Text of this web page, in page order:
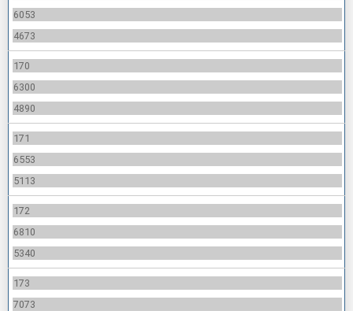
6053
4673
170
6300
4890
171
6553
5113
172
6810
5340
173
7073